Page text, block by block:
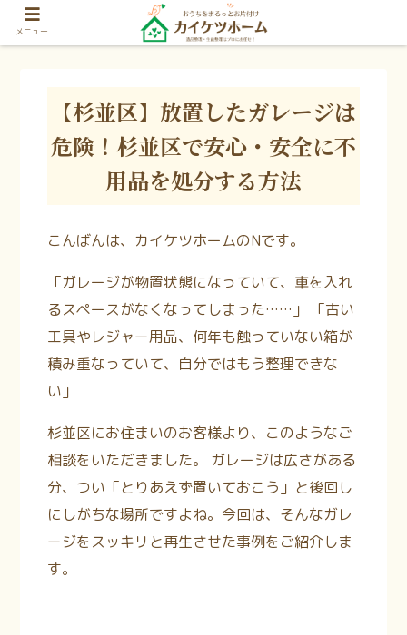
【杉並区】放置したガレージは
危険！杉並区で安心・安全に不
用品を処分する方法
こんばんは、カイケツホームのNです。
「ガレージが物置状態になっていて、車を入れ
るスペースがなくなってしまった……」 「古い
工具やレジャー用品、何年も触っていない箱が
積み重なっていて、自分ではもう整理できな
い」
杉並区にお住まいのお客様より、このようなご
相談をいただきました。 ガレージは広さがある
分、つい「とりあえず置いておこう」と後回し
にしがちな場所ですよね。今回は、そんなガレ
ージをスッキリと再生させた事例をご紹介しま
す。
メニュー